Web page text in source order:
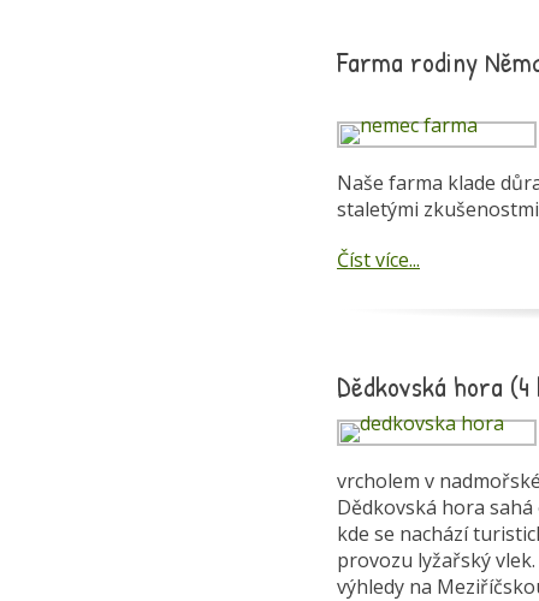
Farma rodiny
Naše farma klade
staletými
Číst více...
Dědkovská hora
vrcholem v
Dědkovská hora
kde se nachází
provozu lyžařský
výhledy na